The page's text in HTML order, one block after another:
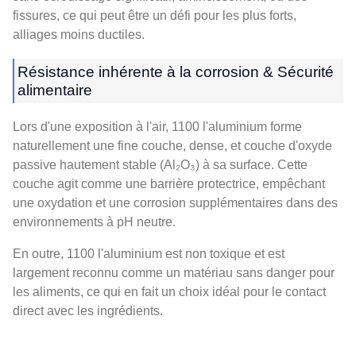
fissures, ce qui peut être un défi pour les plus forts,
alliages moins ductiles.
Résistance inhérente à la corrosion & Sécurité
alimentaire
Lors d'une exposition à l'air, 1100 l'aluminium forme
naturellement une fine couche, dense, et couche d'oxyde
passive hautement stable (Al₂O₃) à sa surface. Cette
couche agit comme une barrière protectrice, empêchant
une oxydation et une corrosion supplémentaires dans des
environnements à pH neutre.
En outre, 1100 l'aluminium est non toxique et est
largement reconnu comme un matériau sans danger pour
les aliments, ce qui en fait un choix idéal pour le contact
direct avec les ingrédients.